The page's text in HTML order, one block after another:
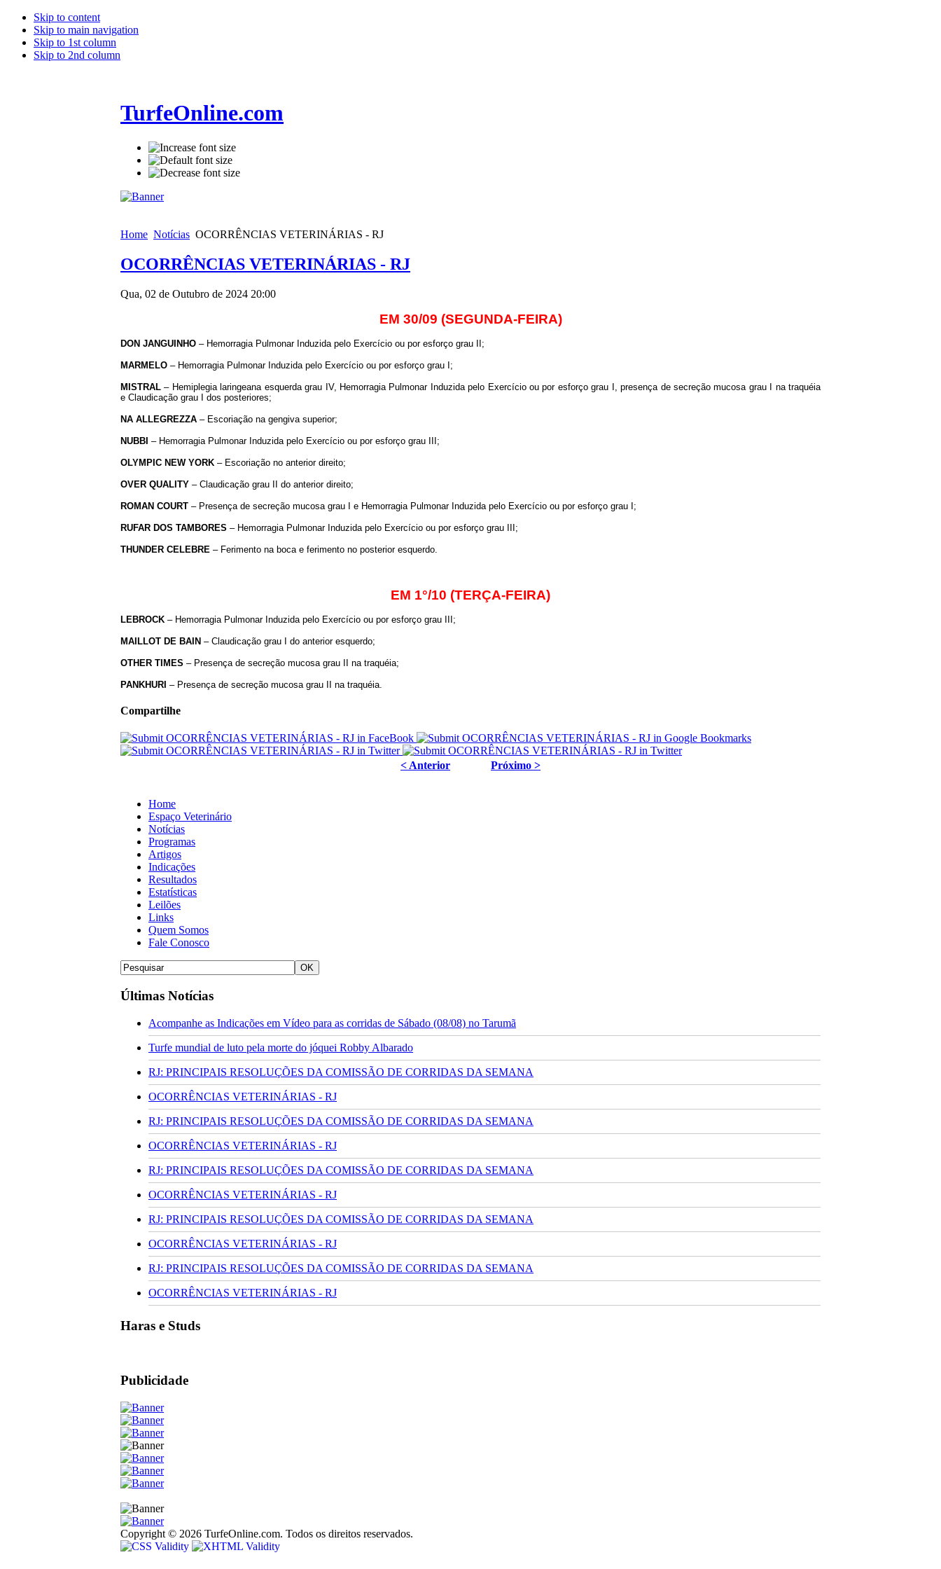
Skip to content
Skip to main navigation
Skip to 1st column
Skip to 2nd column
TurfeOnline.com
Home Notícias OCORRÊNCIAS VETERINÁRIAS - RJ
OCORRÊNCIAS VETERINÁRIAS - RJ
Qua, 02 de Outubro de 2024 20:00
EM 30/09 (SEGUNDA-FEIRA)
DON JANGUINHO – Hemorragia Pulmonar Induzida pelo Exercício ou por esforço grau II;
MARMELO – Hemorragia Pulmonar Induzida pelo Exercício ou por esforço grau I;
MISTRAL – Hemiplegia laringeana esquerda grau IV, Hemorragia Pulmonar Induzida pelo Exercício ou por esforço grau I, presença de secreção mucosa grau I na traquéia
e Claudicação grau I dos posteriores;
NA ALLEGREZZA – Escoriação na gengiva superior;
NUBBI – Hemorragia Pulmonar Induzida pelo Exercício ou por esforço grau III;
OLYMPIC NEW YORK – Escoriação no anterior direito;
OVER QUALITY – Claudicação grau II do anterior direito;
ROMAN COURT – Presença de secreção mucosa grau I e Hemorragia Pulmonar Induzida pelo Exercício ou por esforço grau I;
RUFAR DOS TAMBORES – Hemorragia Pulmonar Induzida pelo Exercício ou por esforço grau III;
THUNDER CELEBRE – Ferimento na boca e ferimento no posterior esquerdo.
EM 1°/10 (TERÇA-FEIRA)
LEBROCK – Hemorragia Pulmonar Induzida pelo Exercício ou por esforço grau III;
MAILLOT DE BAIN – Claudicação grau I do anterior esquerdo;
OTHER TIMES – Presença de secreção mucosa grau II na traquéia;
PANKHURI – Presença de secreção mucosa grau II na traquéia.
Compartilhe
< Anterior Próximo >
Home
Espaço Veterinário
Notícias
Programas
Artigos
Indicações
Resultados
Estatísticas
Leilões
Links
Quem Somos
Fale Conosco
Últimas Notícias
Acompanhe as Indicações em Vídeo para as corridas de Sábado (08/08) no Tarumã
Turfe mundial de luto pela morte do jóquei Robby Albarado
RJ: PRINCIPAIS RESOLUÇÕES DA COMISSÃO DE CORRIDAS DA SEMANA
OCORRÊNCIAS VETERINÁRIAS - RJ
RJ: PRINCIPAIS RESOLUÇÕES DA COMISSÃO DE CORRIDAS DA SEMANA
OCORRÊNCIAS VETERINÁRIAS - RJ
RJ: PRINCIPAIS RESOLUÇÕES DA COMISSÃO DE CORRIDAS DA SEMANA
OCORRÊNCIAS VETERINÁRIAS - RJ
RJ: PRINCIPAIS RESOLUÇÕES DA COMISSÃO DE CORRIDAS DA SEMANA
OCORRÊNCIAS VETERINÁRIAS - RJ
RJ: PRINCIPAIS RESOLUÇÕES DA COMISSÃO DE CORRIDAS DA SEMANA
OCORRÊNCIAS VETERINÁRIAS - RJ
Haras e Studs
Publicidade
Copyright © 2026 TurfeOnline.com. Todos os direitos reservados.